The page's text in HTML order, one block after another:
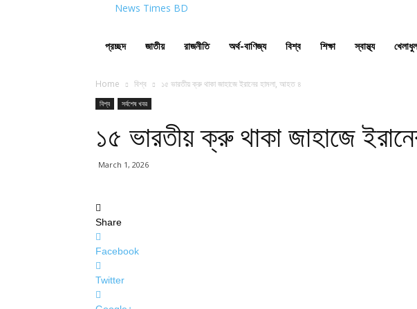
News Times BD
প্রচ্ছদ জাতীয় রাজনীতি অর্থ-বাণিজ্য বিশ্ব শিক্ষা স্বাস্থ্য
Home বিশ্ব ১৫ ভারতীয় ক্রু থাকা জাহাজে ইরানের হামলা, আহত ৪
বিশ্ব সর্বশেষ খবর
১৫ ভারতীয় ক্রু থাকা জাহাজে
March 1, 2026
Share
Facebook
Twitter